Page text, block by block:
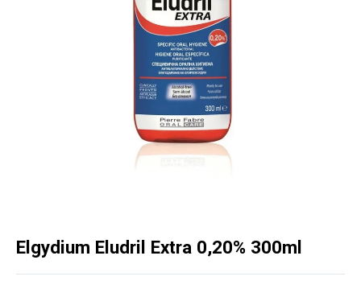
Elgydium Eludril Extra 0,20% 300ml